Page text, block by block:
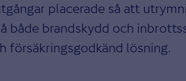
placerade så att
både brandskydd och
försäkringsgodkänd lösning.